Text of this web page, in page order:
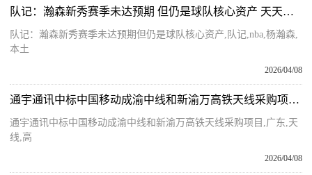
队记：瀚森新秀赛季未达预期 但仍是球队核心资产 天天资讯
队记：瀚森新秀赛季未达预期但仍是球队核心资产,队记,nba,杨瀚森,
本土
2026/04/08
通宇通讯中标中国移动成渝中线和新渝万高铁天线采购项目-短讯
通宇通讯中标中国移动成渝中线和新渝万高铁天线采购项目,广东,天
线,高
2026/04/08